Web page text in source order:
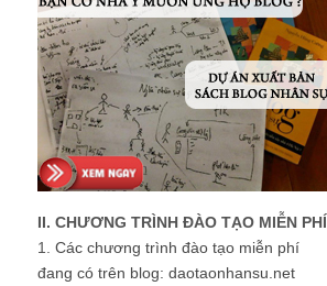
II. CHƯƠNG TRÌNH ĐÀO TẠO MIỄN PHÍ
1. Các chương trình đào tạo miễn phí
đang có trên blog: daotaonhansu.net